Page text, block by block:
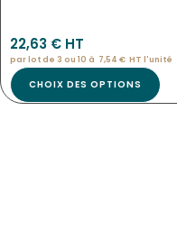
22,63 € HT
par lot de 3 ou 10 à 7,54 € HT l'unité
CHOIX DES OPTIONS